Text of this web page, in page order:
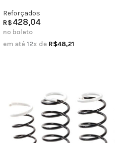
Reforçados
R$428,04
no boleto
em até12x de R$48,21